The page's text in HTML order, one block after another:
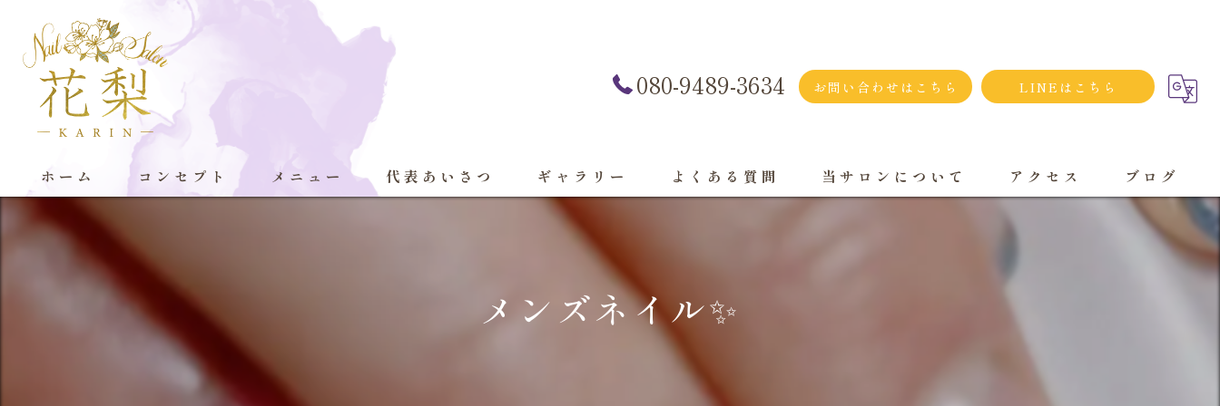
080-9489-3634 お問い合わせはこちら LINEはこちら
ホーム コンセプト メニュー 代表あいさつ ギャラリー よくある質問 当サロンについて アクセス ブログ
メンズネイル✨️